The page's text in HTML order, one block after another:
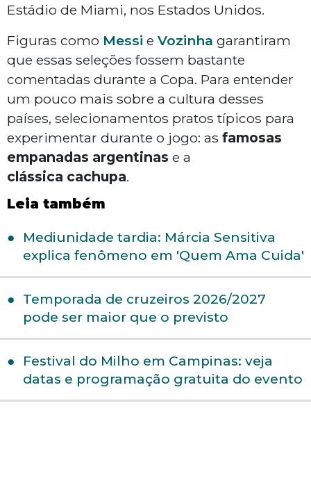
Estádio de Miami, nos Estados Unidos.
Figuras como Messi e Vozinha garantiram
que essas seleções fossem bastante
comentadas durante a Copa. Para entender
um pouco mais sobre a cultura desses
países, selecionamentos pratos típicos para
experimentar durante o jogo: as famosas
empanadas argentinas e a
clássica cachupa.
Leia também
Mediunidade tardia: Márcia Sensitiva
explica fenômeno em 'Quem Ama Cuida'
Temporada de cruzeiros 2026/2027
pode ser maior que o previsto
Festival do Milho em Campinas: veja
datas e programação gratuita do evento